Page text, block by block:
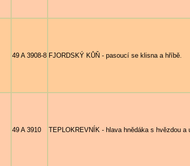
49 A 3908-8 FJORDSKÝ KŮŇ - pasoucí se klisna a hříbě.
49 A 3910 TEPLOKREVNÍK - hlava hnědáka s hvězdou a